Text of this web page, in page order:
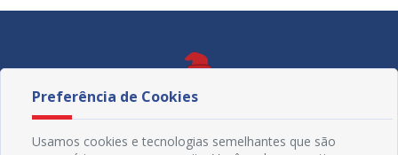
Preferência de Cookies
Usamos cookies e tecnologias semelhantes que são